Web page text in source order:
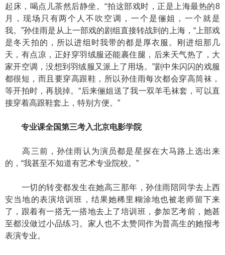
起床，喝点儿茶然后静坐。“拍这部戏时，正是上海最热的8
月，现场只有两个人不吹空调，一个是俪姐，一个就是
我。”孙佳雨是从上一部戏的剧组直接转战到的上海，“上部戏
是冬天拍的，所以进组时我带的都是厚衣服。刚进组那几
天，有点凉，正好穿羽绒服还能裹住腿，后来天气热了，大
家开空调，没想到羽绒服又派上了用场。”剧中朱闪闪的戏服
都很短，而且要穿高跟鞋，所以孙佳雨每次都会穿高筒袜，
等开拍时，再脱掉。“后来俪姐送了我一双羊毛袜套，可以直
接穿着高跟鞋套上，特别方便。”
专业课全国第三考入北京电影学院
高三前，孙佳雨认为演员都是星探在大马路上选出来
的，“我甚至不知道有艺术专业院校。”
一切的转变都发生在她高三那年，孙佳雨陪同学去上西
安当地的表演培训班，结果她稀里糊涂地也被老师留下来
了，跟着有一搭无一搭地去上了培训班，参加艺考前，她甚
至都没做过小品练习。家人也不太赞同作为普高生的她报考
表演专业。